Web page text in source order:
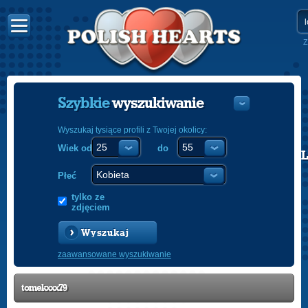
POLISH
Szybkiewyszukiwanie
Wyszukaj tysiące profili z Twojej okolicy:
Wiek od do
Płeć
tylko ze
zdjęciem
Wyszukaj
zaawansowane wyszukiwanie
tomekxxx79